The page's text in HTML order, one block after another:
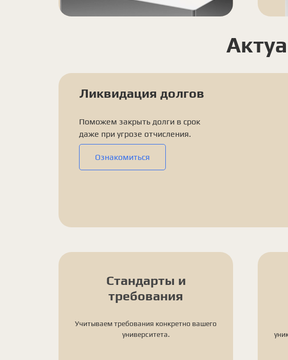
Ликвидация долгов
Поможем закрыть долги в срок
даже при угрозе отчисления.
Ознакомиться
Стандарты и
требования
Учитываем требования конкретно вашего
университета.